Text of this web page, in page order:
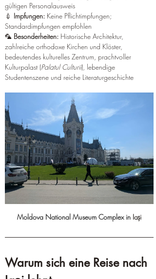
gültigen Personalausweis
💉 Impfungen: Keine Pflichtimpfungen;
Standardimpfungen empfohlen
🦜 Besonderheiten: Historische Architektur,
zahlreiche orthodoxe Kirchen und Klöster,
bedeutendes kulturelles Zentrum, prachtvoller
Kulturpalast (Palatul Culturii), lebendige
Studentenszene und reiche Literaturgeschichte
Moldova National Museum Complex in Iași
Warum sich eine Reise nach